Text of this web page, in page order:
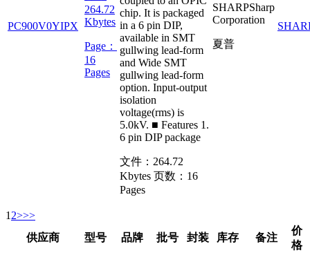
PC900V0YIPX
264.72
Kbytes
Page：
16
Pages
chip. It is packaged
in a 6 pin DIP,
available in SMT
gullwing lead-form
and Wide SMT
gullwing lead-form
option. Input-output
isolation
voltage(rms) is
5.0kV. ■ Features 1.
6 pin DIP package
文件： 264.72
Kbytes 页数： 16
Pages
SHARPSharp
Corporation
夏普
1 2>>>
供应商
型号 品牌 批号 封装 库存 备注
价
格